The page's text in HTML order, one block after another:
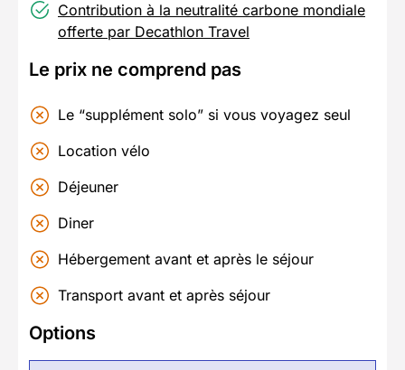
Contribution à la neutralité carbone mondiale
offerte par Decathlon Travel
Le prix ne comprend pas
Le “supplément solo” si vous voyagez seul
Location vélo
Déjeuner
Diner
Hébergement avant et après le séjour
Transport avant et après séjour
Options